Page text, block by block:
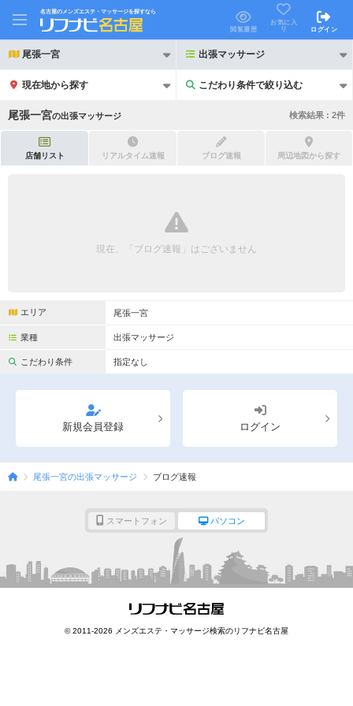
名古屋のメンズエステ・マッサージを探すなら
閲覧履歴
お気に入
り
ログイン
尾張一宮 出張マッサージ
現在地から探す こだわり条件で絞り込む
こだわり条件で絞り込む
完全個室
ペアルームあり シャワー室完備
フットバスあり
専用駐車場あり 有資格者在籍
日本人スタッフのみ
Ｗセラピスト
こだわり条件を変更
尾張一宮の出張マッサージ 検索結果 : 2件
店舗リスト リアルタイム速報 ブログ速報 周辺地図から探す
現在、「ブログ速報」はございません
エリア 尾張一宮
業種 出張マッサージ
こだわり条件 指定なし
新規会員登録 ログイン
尾張一宮の出張マッサージ ブログ速報
スマートフォン パソコン
© 2011-2026 メンズエステ・マッサージ検索のリフナビ名古屋